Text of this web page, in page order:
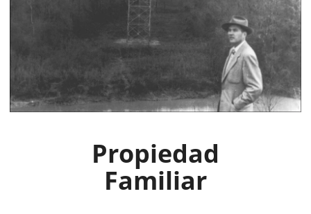
Propiedad
Familiar